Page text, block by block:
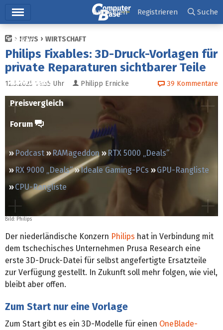
Ticker
Tests
Downloads
Preisvergleich
Forum
Podcast RAMageddon
RTX 5000 „Deals“
RX 9000 „Deals“
Ideale Gaming-PCs
GPU-Rangliste
CPU-Rangliste
Anmelden Registrieren Suche
NEWS WIRTSCHAFT
Philips Fixables: 3D-Druck-Vorlagen für
private Reparaturen sichtbarer Teile
12.5.2025 14:55 Uhr Philipp Ernicke 39 Kommentare
Bild: Philips
Der niederländische Konzern Philips hat in Verbindung mit
dem tschechisches Unternehmen Prusa Research eine
erste 3D-Druck-Datei für selbst angefertigte Ersatzteile
zur Verfügung gestellt. In Zukunft soll mehr folgen, wie viel,
bleibt aber offen.
Zum Start nur eine Vorlage
Zum Start gibt es ein 3D-Modelle für einen OneBlade-